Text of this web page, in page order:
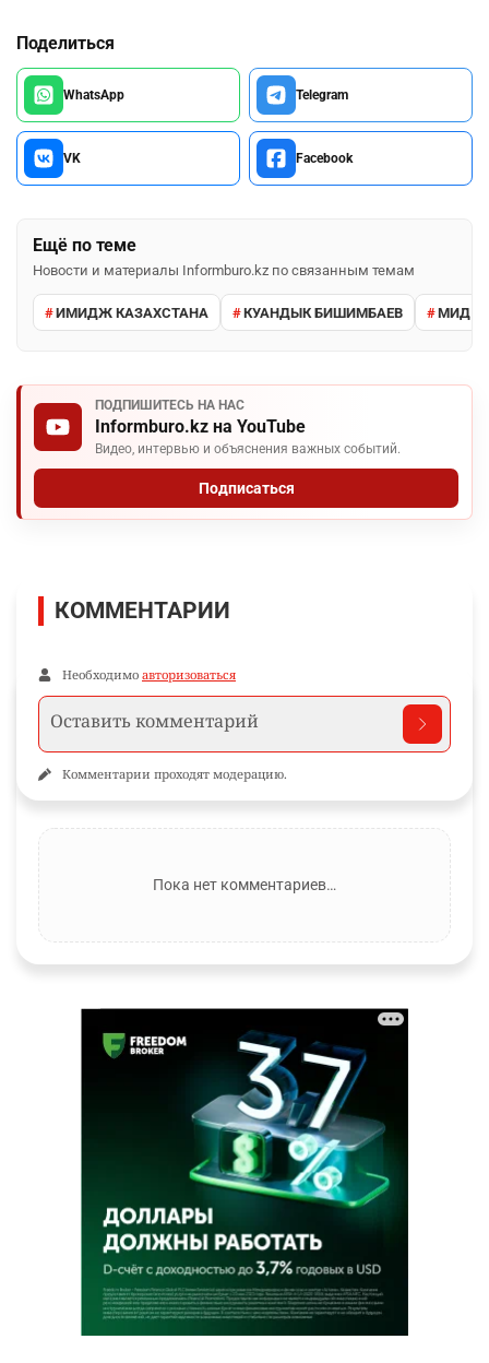
Поделиться
WhatsApp Telegram
VK Facebook
Ещё по теме
Новости и материалы Informburo.kz по связанным темам
ИМИДЖ КАЗАХСТАНА КУАНДЫК БИШИМБАЕВ МИД
ПОДПИШИТЕСЬ НА НАС
Informburo.kz на YouTube
Видео, интервью и объяснения важных событий.
Подписаться
КОММЕНТАРИИ
Необходимо авторизоваться
Комментарии проходят модерацию.
Пока нет комментариев…